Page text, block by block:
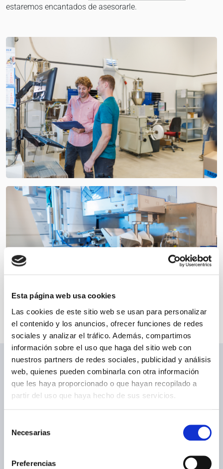
Esta página web usa cookies
Las cookies de este sitio web se usan para personalizar
el contenido y los anuncios, ofrecer funciones de redes
sociales y analizar el tráfico. Además, compartimos
información sobre el uso que haga del sitio web con
nuestros partners de redes sociales, publicidad y análisis
web, quienes pueden combinarla con otra información
que les haya proporcionado o que hayan recopilado a
partir del uso que haya hecho de sus servicios.
Necesarias
Preferencias
estaremos encantados de asesorarle.
Cantidades de Rubingel
Las bolsas desecante Rubingel se llenan en unidades según
vapor de agua a 23°C (±2°C) y 40% de humedad relativa en
estipula que sólo
medida. Las cantidades aproximadas de Rubingel se